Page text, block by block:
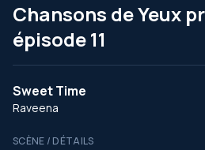
Chansons de Yeux
épisode 11
Sweet Time
Raveena
SCÈNE / DÉTAILS